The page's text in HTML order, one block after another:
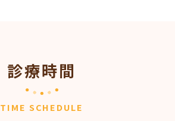
TIME SCHEDULE
診療時間